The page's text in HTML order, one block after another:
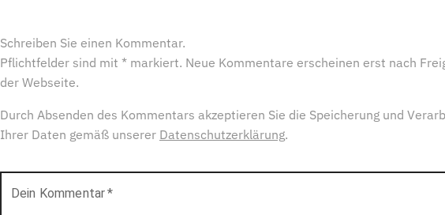
Schreiben Sie einen Kommentar.
Pflichtfelder sind mit * markiert. Neue Kommentare erscheinen erst nach
der Webseite.
Durch Absenden des Kommentars akzeptieren Sie die Speicherung und
Ihrer Daten gemäß unserer Datenschutzerklärung.
Dein Kommentar*